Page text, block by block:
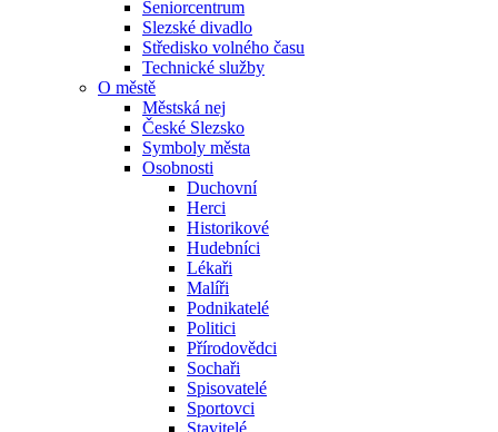
Seniorcentrum
Slezské divadlo
Středisko volného času
Technické služby
O městě
Městská nej
České Slezsko
Symboly města
Osobnosti
Duchovní
Herci
Historikové
Hudebníci
Lékaři
Malíři
Podnikatelé
Politici
Přírodovědci
Sochaři
Spisovatelé
Sportovci